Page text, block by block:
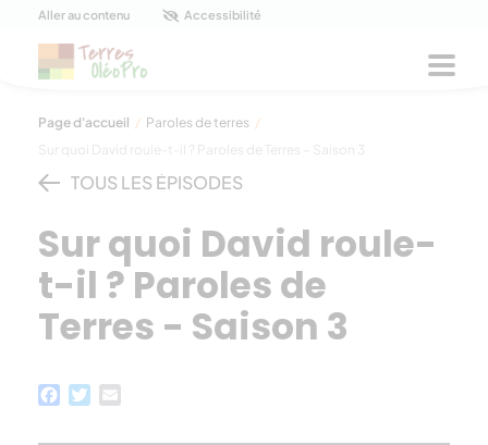
Panneau de gestion des cookies
Aller au contenu Accessibilité
Page d'accueil / Paroles de terres /
Sur quoi David roule-t-il ? Paroles de Terres – Saison 3
TOUS LES ÉPISODES
Sur quoi David roule-
t-il ? Paroles de
Terres - Saison 3
Facebook
Twitter